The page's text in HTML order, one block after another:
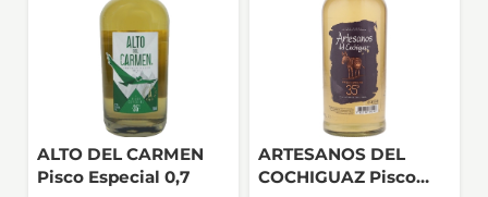
ALTO DEL CARMEN
Pisco Especial 0,7
ARTESANOS DEL
COCHIGUAZ Pisco